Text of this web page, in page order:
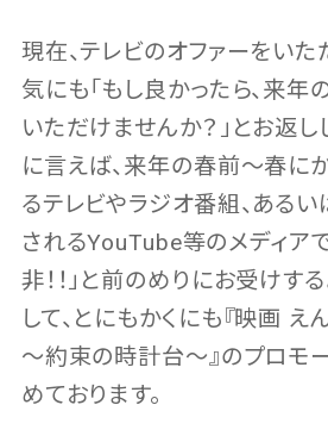
現在、テレビのオファーをいた
気にも「もし良かったら、来
いただけませんか？」とお返し
に言えば、来年の春前～春に
るテレビやラジオ番組、ある
されるYouTube等のメディア
非！！」と前のめりにお受けす
して、とにもかくにも『映画
～約束の時計台～』のプロモ
めております。